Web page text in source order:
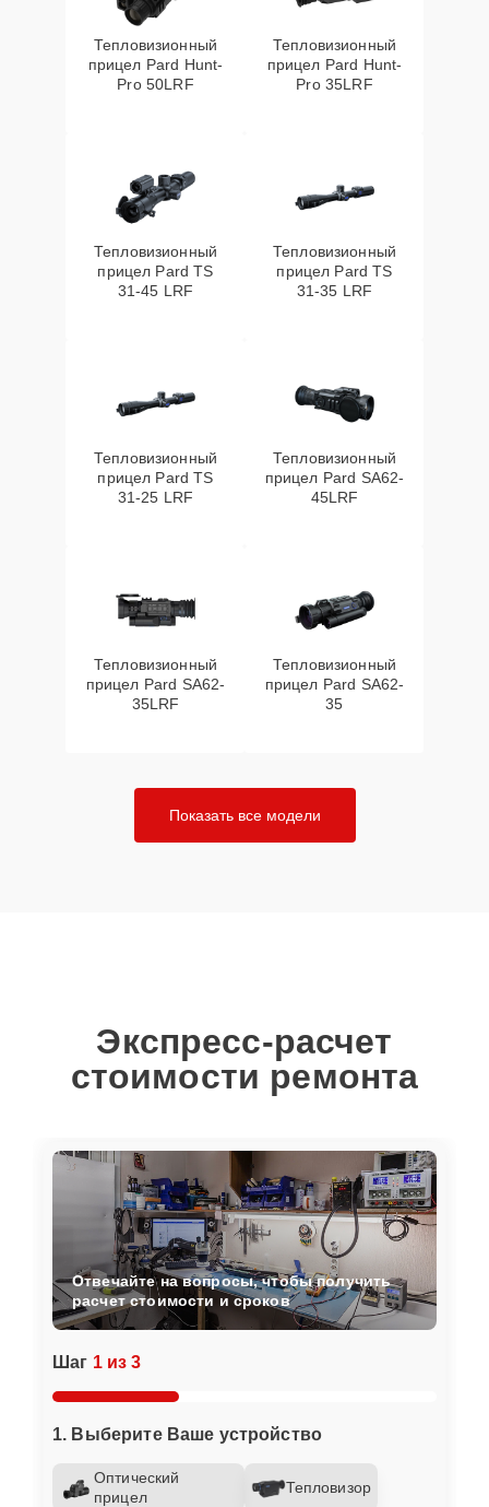
Тепловизионный
прицел Pard Hunt-
Pro 50LRF
Тепловизионный
прицел Pard Hunt-
Pro 35LRF
Тепловизионный
прицел Pard TS
31-45 LRF
Тепловизионный
прицел Pard TS
31-35 LRF
Тепловизионный
прицел Pard TS
31-25 LRF
Тепловизионный
прицел Pard SA62-
45LRF
Тепловизионный
прицел Pard SA62-
35LRF
Тепловизионный
прицел Pard SA62-
35
Показать все модели
Экспресс-расчет
стоимости ремонта
Шаг 1 из 3
1. Выберите Ваше устройство
Оптический
прицел
Тепловизор
Отвечайте на вопросы, чтобы получить
расчет стоимости и сроков